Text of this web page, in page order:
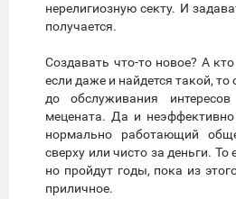
нерелигиозную секту. И
получается.
Создавать что-то новое? А
если даже и найдется такой, то
до обслуживания интересов
мецената. Да и неэффективно
нормально работающий
сверху или чисто за деньги.
но пройдут годы, пока из
приличное.